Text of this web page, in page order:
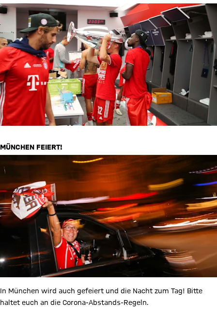
MÜNCHEN FEIERT!
In München wird auch gefeiert und die Nacht zum Tag! Bitte
haltet euch an die Corona-Abstands-Regeln.